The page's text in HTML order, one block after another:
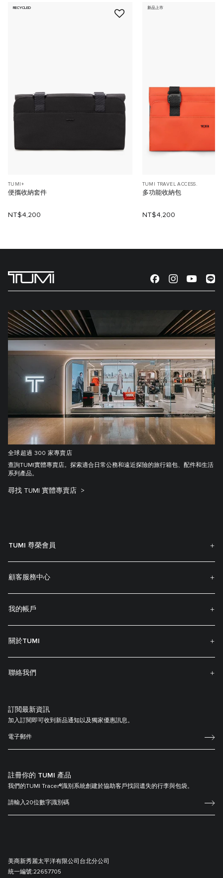
RECYCLED
TUMI+
便攜收納套件
NT$4,200
新品上市
TUMI TRAVEL ACCESS.
多功能收納包
NT$4,200
全球超過 300 家專賣店
查詢TUMI實體專賣店。探索適合日常公務和遠近探險的旅行箱包、配件和生活
系列產品。
尋找 TUMI 實體專賣店
TUMI 尊榮會員
顧客服務中心
我的帳戶
關於TUMI
聯絡我們
訂閲最新資訊
加入訂閱即可收到新品通知以及獨家優惠訊息。
註冊你的 TUMI 產品
我們的TUMI Tracer®識别系統創建於協助客戶找回遺失的行李與包袋。
美商新秀麗太平洋有限公司台北分公司
統一編號:22657705